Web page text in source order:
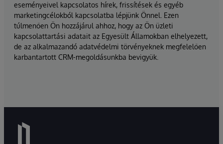
eseményeivel kapcsolatos hírek, frissítések és egyéb
marketingcélokból kapcsolatba lépjünk Önnel. Ezen
túlmenően Ön hozzájárul ahhoz, hogy az Ön üzleti
kapcsolattartási adatait az Egyesült Államokban elhelyezett,
de az alkalmazandó adatvédelmi törvényeknek megfelelően
karbantartott CRM-megoldásunkba bevigyük.